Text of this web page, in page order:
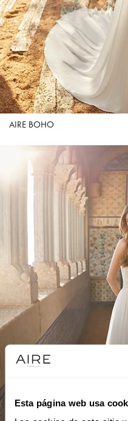
Esta página web usa
AIRE BOHO